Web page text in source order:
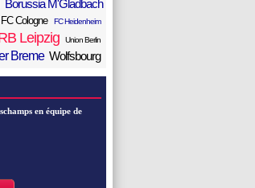
Borussia M'Gladbach
FC Cologne FC Heidenheim
Leipzig Union Berlin
Breme Wolfsbourg
en équipe de